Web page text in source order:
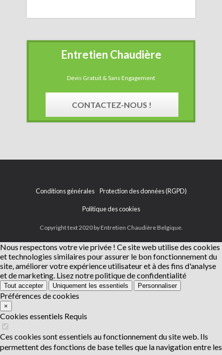
Entretien Chaudière
Devis Gratuit & Sans Engagement
CONTACTEZ-NOUS !
Conditions générales Protection des données (RGPD)
Politique des cookies
Copyright text 2020 by Entretien Chaudière Belgique.
Nous respectons votre vie privée ! Ce site web utilise des cookies
et technologies similaires pour assurer le bon fonctionnement du
site, améliorer votre expérience utilisateur et à des fins d'analyse
et de marketing. Lisez notre politique de confidentialité
Tout accepter Uniquement les essentiels Personnaliser
Préférences de cookies
×
Cookies essentiels Requis
Ces cookies sont essentiels au fonctionnement du site web. Ils
permettent des fonctions de base telles que la navigation entre les